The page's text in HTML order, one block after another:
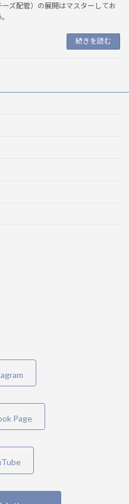
ーズ配管）の展開はマスターしてお
続きを読む
Page